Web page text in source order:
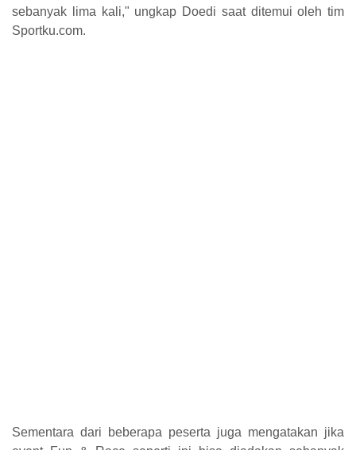
sebanyak lima kali," ungkap Doedi saat ditemui oleh tim
Sportku.com.
Sementara dari beberapa peserta juga mengatakan jika